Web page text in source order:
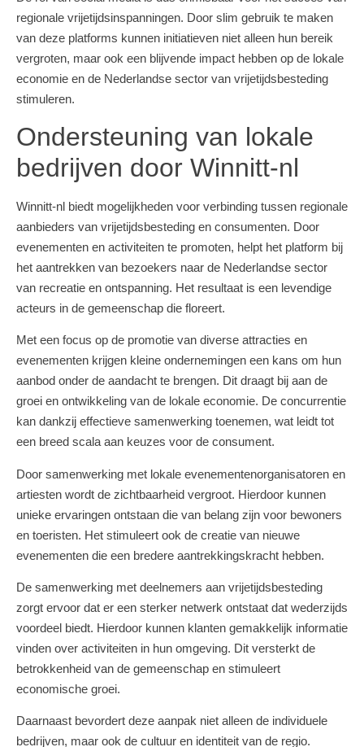
regionale vrijetijdsinspanningen. Door slim gebruik te maken
van deze platforms kunnen initiatieven niet alleen hun bereik
vergroten, maar ook een blijvende impact hebben op de lokale
economie en de Nederlandse sector van vrijetijdsbesteding
stimuleren.
Ondersteuning van lokale
bedrijven door Winnitt-nl
Winnitt-nl biedt mogelijkheden voor verbinding tussen regionale
aanbieders van vrijetijdsbesteding en consumenten. Door
evenementen en activiteiten te promoten, helpt het platform bij
het aantrekken van bezoekers naar de Nederlandse sector
van recreatie en ontspanning. Het resultaat is een levendige
acteurs in de gemeenschap die floreert.
Met een focus op de promotie van diverse attracties en
evenementen krijgen kleine ondernemingen een kans om hun
aanbod onder de aandacht te brengen. Dit draagt bij aan de
groei en ontwikkeling van de lokale economie. De concurrentie
kan dankzij effectieve samenwerking toenemen, wat leidt tot
een breed scala aan keuzes voor de consument.
Door samenwerking met lokale evenementenorganisatoren en
artiesten wordt de zichtbaarheid vergroot. Hierdoor kunnen
unieke ervaringen ontstaan die van belang zijn voor bewoners
en toeristen. Het stimuleert ook de creatie van nieuwe
evenementen die een bredere aantrekkingskracht hebben.
De samenwerking met deelnemers aan vrijetijdsbesteding
zorgt ervoor dat er een sterker netwerk ontstaat dat wederzijds
voordeel biedt. Hierdoor kunnen klanten gemakkelijk informatie
vinden over activiteiten in hun omgeving. Dit versterkt de
betrokkenheid van de gemeenschap en stimuleert
economische groei.
Daarnaast bevordert deze aanpak niet alleen de individuele
bedrijven, maar ook de cultuur en identiteit van de regio.